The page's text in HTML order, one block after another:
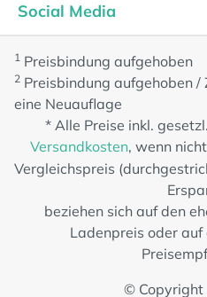
Social Media
1 Preisbindung aufgehoben
2 Preisbindung aufgehoben /
eine Neuauflage
* Alle Preise inkl.
Versandkosten, wenn
Vergleichspreis
beziehen sich auf den
Ladenpreis oder
© Copyright